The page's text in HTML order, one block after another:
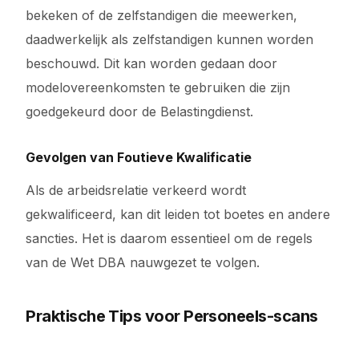
bekeken of de zelfstandigen die meewerken,
daadwerkelijk als zelfstandigen kunnen worden
beschouwd. Dit kan worden gedaan door
modelovereenkomsten te gebruiken die zijn
goedgekeurd door de Belastingdienst.
Gevolgen van Foutieve Kwalificatie
Als de arbeidsrelatie verkeerd wordt
gekwalificeerd, kan dit leiden tot boetes en andere
sancties. Het is daarom essentieel om de regels
van de Wet DBA nauwgezet te volgen.
Praktische Tips voor Personeels-scans